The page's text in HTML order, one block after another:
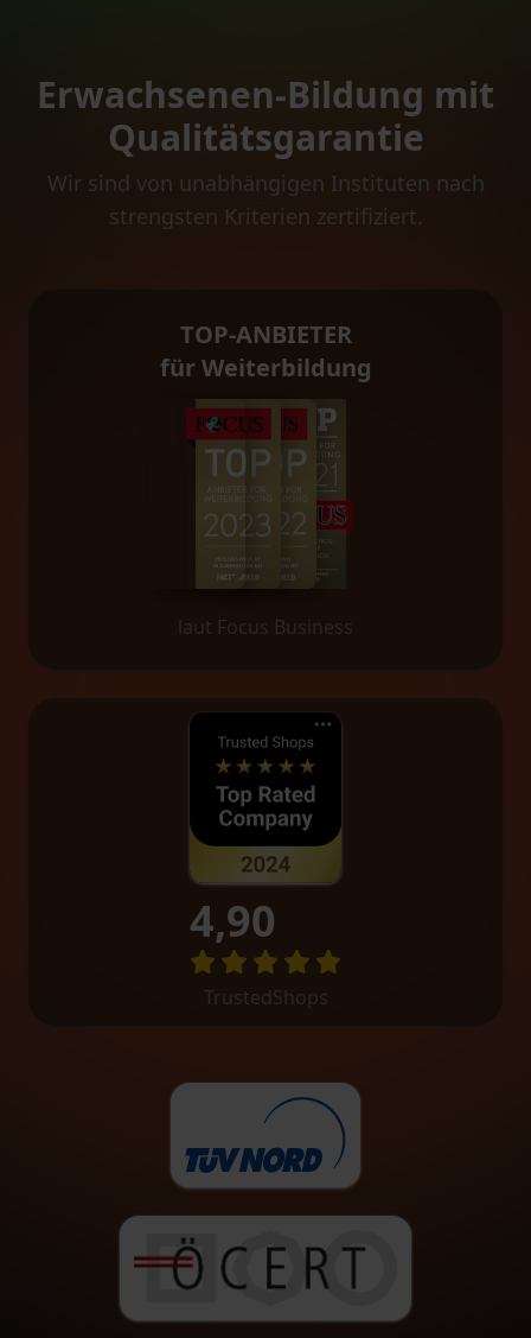
Erwachsenen-Bildung mit
Qualitätsgarantie
Wir sind von unabhängigen Instituten nach
strengsten Kriterien zertifiziert.
TOP-ANBIETER
für Weiterbildung
laut Focus Business
4,90
TrustedShops